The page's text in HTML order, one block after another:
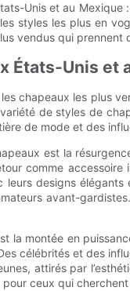
Unis et au
styles les plus en
vendus qui prennent
États-Unis et
chapeaux les plus
de styles de
de mode et des
est la
comme
designs
avant-
la montée en
célébrités et des
attirés par
ceux qui